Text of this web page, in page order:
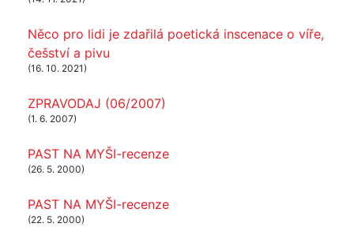
Něco pro lidi je zdařilá poetická inscenace o víře,
češství a pivu
(16. 10. 2021)
ZPRAVODAJ (06/2007)
(1. 6. 2007)
PAST NA MYŠI-recenze
(26. 5. 2000)
PAST NA MYŠI-recenze
(22. 5. 2000)